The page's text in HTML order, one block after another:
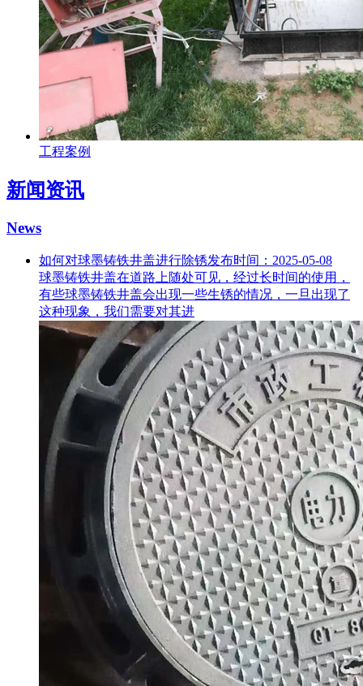
工程案例
新闻资讯
News
如何对球墨铸铁井盖进行除锈发布时间：2025-05-08
球墨铸铁井盖在道路上随处可见，经过长时间的使用，
有些球墨铸铁井盖会出现一些生锈的情况，一旦出现了
这种现象，我们需要对其进